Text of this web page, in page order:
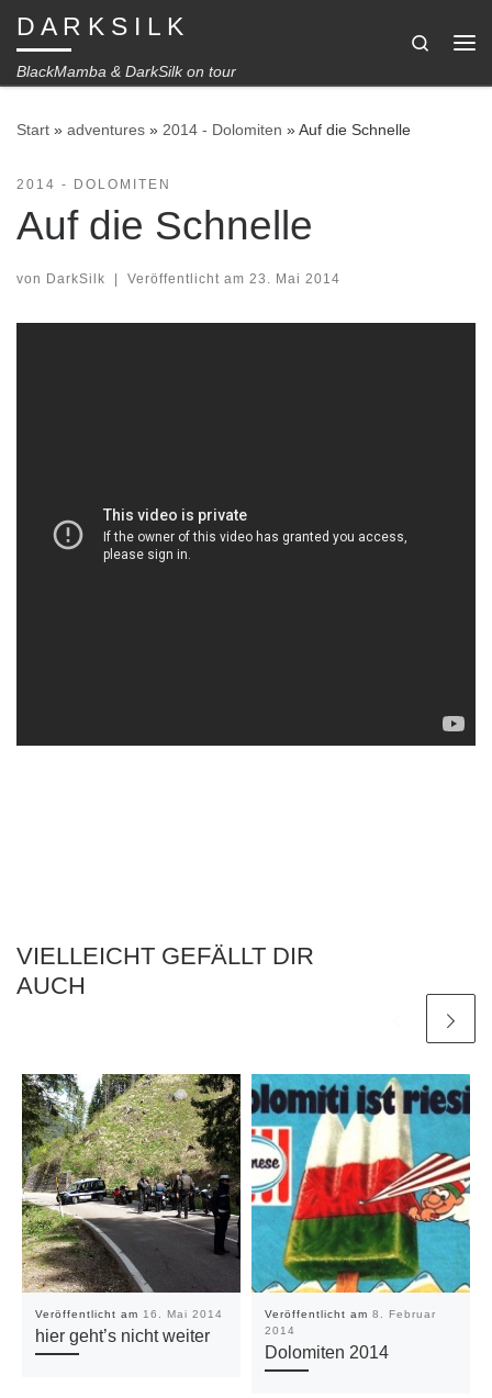
Zum Inhalt springen
D A R K S I L K
BlackMamba & DarkSilk on tour
Search
Start » adventures » 2014 - Dolomiten »Auf die Schnelle
2014 - DOLOMITEN
Auf die Schnelle
von DarkSilk Veröffentlicht am 23. Mai 2014
VIELLEICHT GEFÄLLT DIR
AUCH
Veröffentlicht am 16. Mai 2014
hier geht’s nicht weiter
Veröffentlicht am 8. Februar
2014
Dolomiten 2014